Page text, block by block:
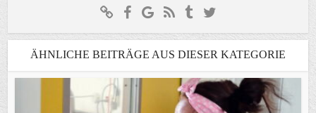
ÄHNLICHE BEITRÄGE AUS DIESER KATEGORIE